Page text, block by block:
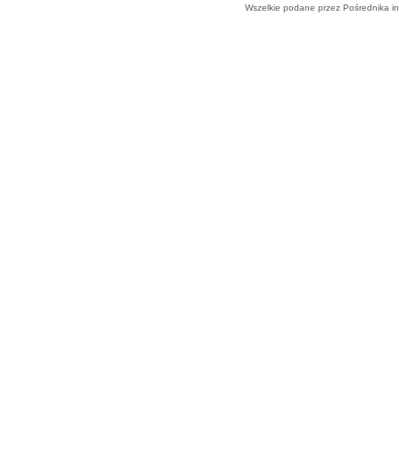
Wszelkie podane przez Pośrednika